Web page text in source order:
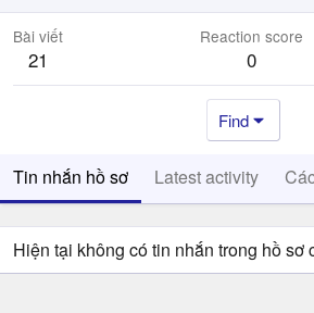
Bài viết
21
Reaction score
0
Find
Tin nhắn hồ sơ Latest activity
Hiện tại không có tin nhắn trong hồ sơ